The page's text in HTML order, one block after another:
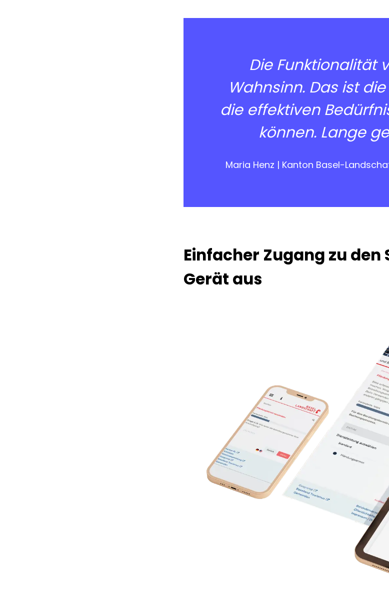
Die Funktionalität
Wahnsinn. Das ist
die effektiven
können. Lange
Maria Henz | Kanton Basel-
Einfacher Zugang zu
Gerät aus